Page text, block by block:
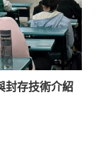
封存技術介紹